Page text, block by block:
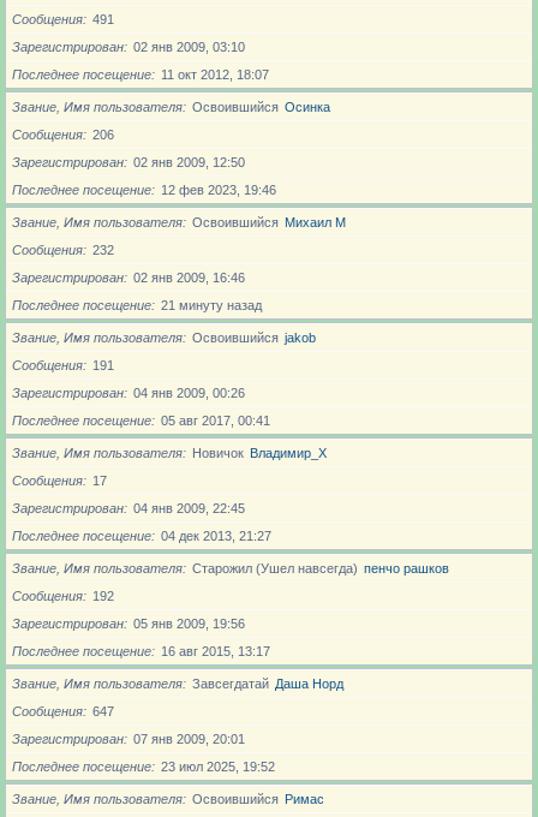
Сообщения
491
Зарегистрирован
02 янв 2009, 03:10
Последнее посещение
11 окт 2012, 18:07
Звание, Имя пользователя Освоившийся Осинка
Сообщения
206
Зарегистрирован
02 янв 2009, 12:50
Последнее посещение
12 фев 2023, 19:46
Звание, Имя пользователя Освоившийся Михаил М
Сообщения
232
Зарегистрирован
02 янв 2009, 16:46
Последнее посещение
21 минуту назад
Звание, Имя пользователя Освоившийся jakob
Сообщения
191
Зарегистрирован
04 янв 2009, 00:26
Последнее посещение
05 авг 2017, 00:41
Звание, Имя пользователя Новичoк Владимир_X
Сообщения
17
Зарегистрирован
04 янв 2009, 22:45
Последнее посещение
04 дек 2013, 21:27
Звание, Имя пользователя Старожил (Ушел навсегда) пенчо рашков
Сообщения
192
Зарегистрирован
05 янв 2009, 19:56
Последнее посещение
16 авг 2015, 13:17
Звание, Имя пользователя Завсегдатай Даша Норд
Сообщения
647
Зарегистрирован
07 янв 2009, 20:01
Последнее посещение
23 июл 2025, 19:52
Звание, Имя пользователя Освоившийся Римас